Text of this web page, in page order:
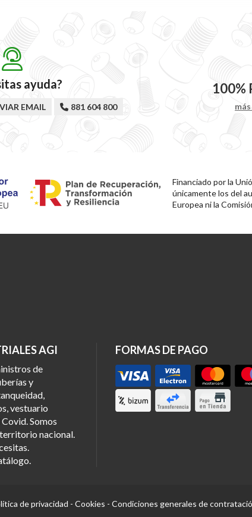
ayuda?
EMAIL 881 604 800
100%
Financiado por la
únicamente los del
Europea ni la
AGI
de
y
vestuario
Somos
nacional.
FORMAS DE PAGO
de privacidad - Cookies - Condiciones generales de